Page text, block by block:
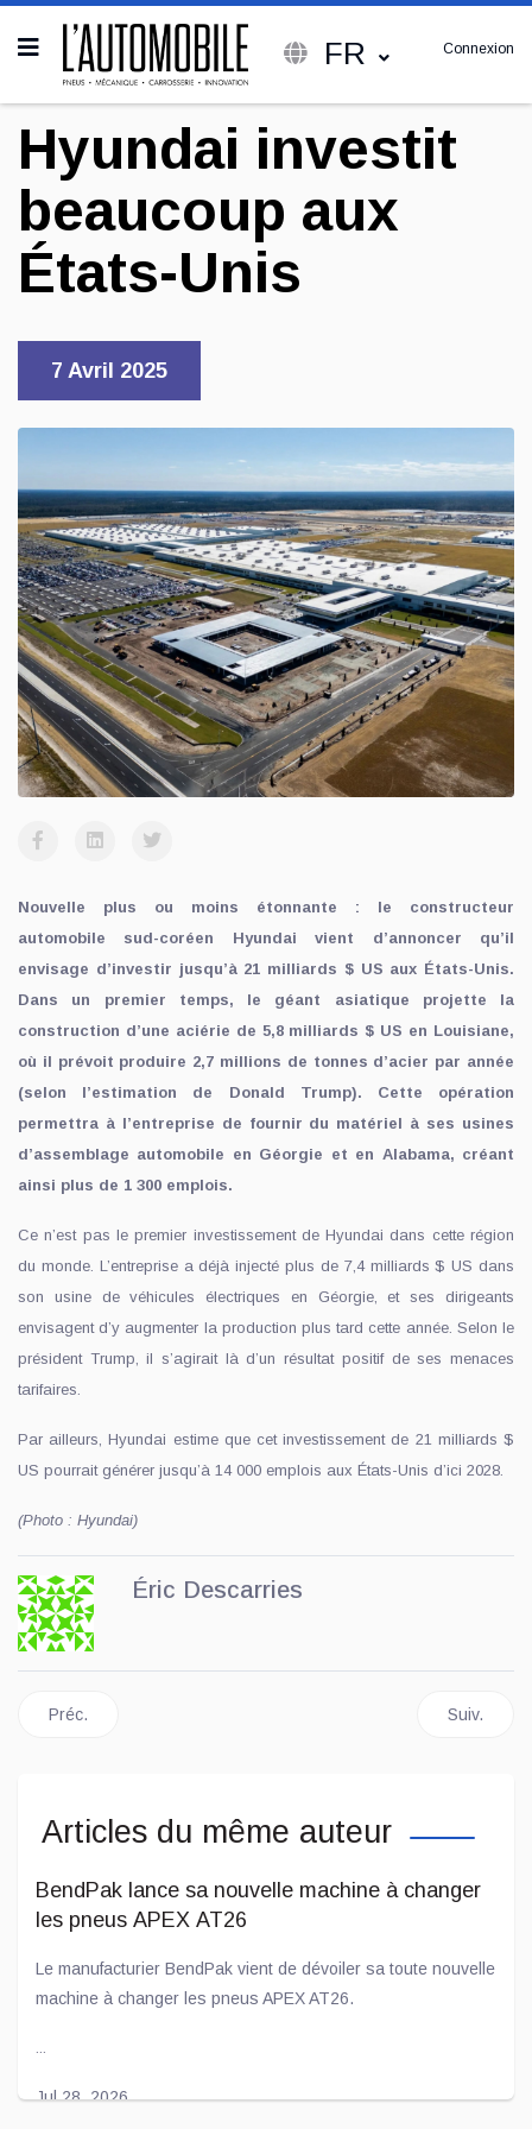
FR Connexion
Hyundai investit
beaucoup aux
États-Unis
7 Avril 2025
Nouvelle plus ou moins étonnante : le constructeur
automobile sud-coréen Hyundai vient d’annoncer qu’il
envisage d’investir jusqu’à 21 milliards $ US aux États-Unis.
Dans un premier temps, le géant asiatique projette la
construction d’une aciérie de 5,8 milliards $ US en Louisiane,
où il prévoit produire 2,7 millions de tonnes d’acier par année
(selon l’estimation de Donald Trump). Cette opération
permettra à l’entreprise de fournir du matériel à ses usines
d’assemblage automobile en Géorgie et en Alabama, créant
ainsi plus de 1 300 emplois.
Ce n’est pas le premier investissement de Hyundai dans cette région
du monde. L’entreprise a déjà injecté plus de 7,4 milliards $ US dans
son usine de véhicules électriques en Géorgie, et ses dirigeants
envisagent d’y augmenter la production plus tard cette année. Selon le
président Trump, il s’agirait là d’un résultat positif de ses menaces
tarifaires.
Par ailleurs, Hyundai estime que cet investissement de 21 milliards $
US pourrait générer jusqu’à 14 000 emplois aux États-Unis d’ici 2028.
(Photo : Hyundai)
Éric Descarries
Article précédent : Trump confirme ses tarifs sur l’automobile
Préc. Article
Suiv.
Articles du même auteur
BendPak lance sa nouvelle machine à changer
les pneus APEX AT26
Le manufacturier BendPak vient de dévoiler sa toute nouvelle
machine à changer les pneus APEX AT26.
Jul 28, 2026